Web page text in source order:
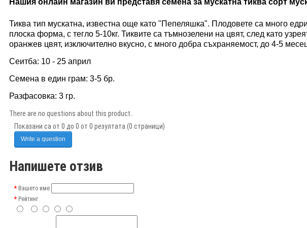
Нашия онлайн магазин ви представя семена за мускатна тиква сорт
Тиква тип мускатна, известна още като "Пепеляшка". Плодовете са много
плоска форма, с тегло 5-10кг. Тиквите са тъмнозелени на цвят, след като
оранжев цвят, изключително вкусно, с много добра съхраняемост, до 4-5
Сеитба: 10 - 25 април
Семена в един грам: 3-5 бр.
Разфасовка: 3 гр.
There are no questions about this product..
Показани са от 0 до 0 от 0 резултата (0 страници)
Write a question
Напишете отзив
Вашето име
Рейтинг